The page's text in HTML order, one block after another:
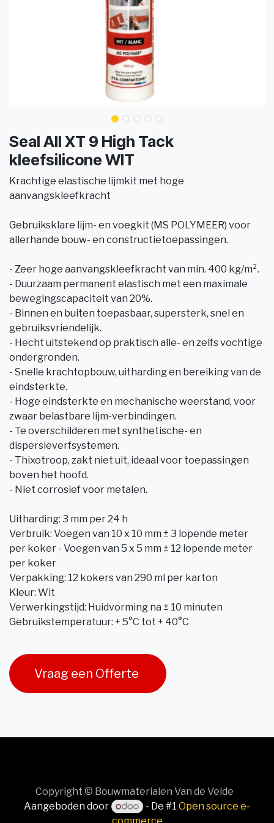
Seal All XT 9 High Tack
kleefsilicone WIT
Krachtige elastische lijmkit met hoge
aanvangskleefkracht
Gebruiksklare lijm- en voegkit (MS POLYMEER) voor
allerhande bouw- en constructietoepassingen.
- Zeer hoge aanvangskleefkracht van min. 400 kg/m².
- Duurzaam permanent elastisch met een maximale
bewegingscapaciteit van 20%.
- Binnen en buiten toepasbaar, supersterk, snel en
gebruiksvriendelijk.
- Hecht uitstekend op praktisch alle- en zelfs vochtige
ondergronden.
- Snelle krachtopbouw, uitharding en bereiking van de
eindsterkte.
- Hoge eindsterkte en mechanische weerstand, voor
zwaar belastbare lijm-verbindingen.
- Te overschilderen met synthetische- en
dispersieverfsystemen.
- Thixotroop, zakt niet uit, ideaal voor toepassingen
boven het hoofd.
- Niet corrosief voor metalen.
Uitharding: 3 mm per 24 h
Verbruik: Voegen van 10 x 10 mm ± 3 lopende meter
per koker - Voegen van 5 x 5 mm ± 12 lopende meter
per koker
Verpakking: 12 kokers van 290 ml per karton
Kleur: Wit
Verwerkingstijd: Huidvorming na ± 10 minuten
Gebruikstemperatuur: + 5°C tot + 40°C
Vraag een Offerte
Copyright © Bouwmaterialen Van de Velde
Aangeboden door
- De #1Open source e-